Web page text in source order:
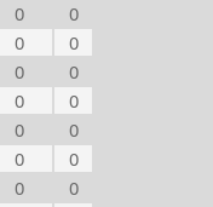
0
0
0
0
0
0
0
0
0
0
0
0
0
0